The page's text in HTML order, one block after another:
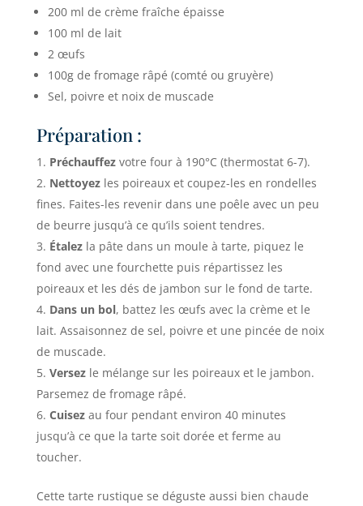
200 ml de crème fraîche épaisse
100 ml de lait
2 œufs
100g de fromage râpé (comté ou gruyère)
Sel, poivre et noix de muscade
Préparation :
Préchauffezvotre four à 190°C (thermostat 6-7).
Nettoyezles poireaux et coupez-les en rondelles
fines. Faites-les revenir dans une poêle avec un peu
de beurre jusqu’à ce qu’ils soient tendres.
Étalezla pâte dans un moule à tarte, piquez le
fond avec une fourchette puis répartissez les
poireaux et les dés de jambon sur le fond de tarte.
Dans un bol, battez les œufs avec la crème et le
lait. Assaisonnez de sel, poivre et une pincée de noix
de muscade.
Versezle mélange sur les poireaux et le jambon.
Parsemez de fromage râpé.
Cuisezau four pendant environ 40 minutes
jusqu’à ce que la tarte soit dorée et ferme au
toucher.
Cette tarte rustique se déguste aussi bien chaude